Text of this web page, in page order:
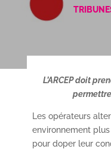
L’ARCEP doit
Les opérateurs
environnement
pour doper leur